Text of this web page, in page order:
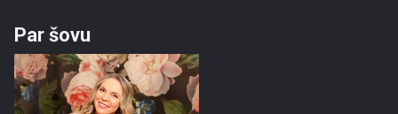
Par šovu